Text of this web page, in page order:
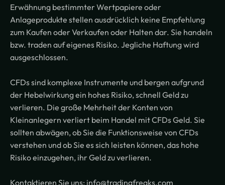
Erwähnung bestimmter Wertpapiere oder
Anlageprodukte stellen ausdrücklich keine Empfehlung
zum Kaufen oder Verkaufen oder Halten dar. Sie handeln
bzw. traden auf eigenes Risiko. Jegliche Haftung wird
ausgeschlossen.
CFDs sind komplexe Instrumente und bergen aufgrund
der Hebelwirkung ein hohes Risiko, schnell Geld zu
verlieren. Die große Mehrheit der Konten von
Kleinanlegern verliert beim Handel mit CFDs Geld. Sie
sollten abwägen, ob Sie die Funktionsweise von CFDs
verstehen und ob Sie es sich leisten können, das hohe
Risiko einzugehen, ihr Geld zu verlieren.
Kontaktieren Sie uns: info@tradingfreaks.com